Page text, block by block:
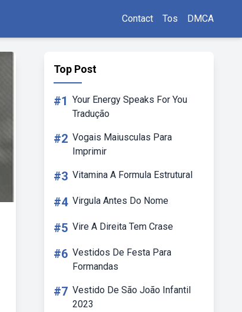
Contact Tos DMCA
Top Post
#1 Your Energy Speaks For You
Tradução
#2 Vogais Maiusculas Para
Imprimir
#3 Vitamina A Formula Estrutural
#4 Virgula Antes Do Nome
#5 Vire A Direita Tem Crase
#6 Vestidos De Festa Para
Formandas
#7 Vestido De São João Infantil
2023